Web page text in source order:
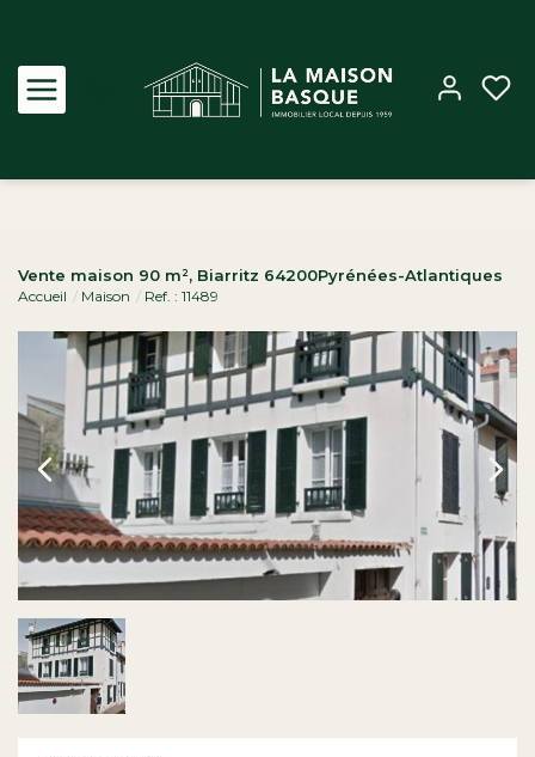
Louer
Estimer
Biens vendus
Notre Agence
Contact
Vente maison 90 m², Biarritz 64200Pyrénées-Atlantiques
Accueil Maison Ref. : 11489